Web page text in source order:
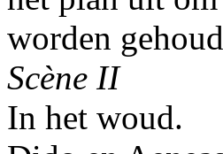
worden
Scène II
In het woud.